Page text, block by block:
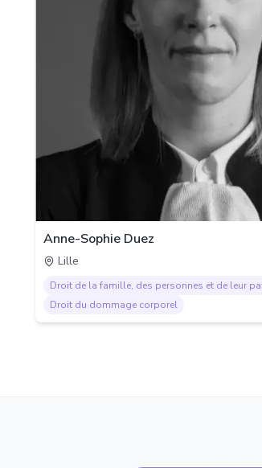
Anne-Sophie Duez
Lille
Droit de la famille, des personnes et de leur
Droit du dommage corporel